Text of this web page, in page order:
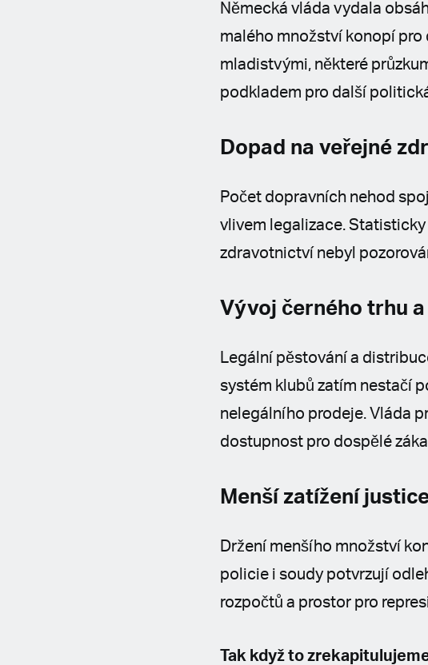
Německá vláda vydala
malého množství konopí pro
mladistvými, některé
podkladem pro další
Dopad na veřejné
Počet dopravních nehod
vlivem legalizace.
zdravotnictví nebyl
Vývoj černého trhu
Legální pěstování a
systém klubů zatím nestačí
nelegálního prodeje. Vláda
dostupnost pro dospělé
Menší zatížení
Držení menšího množství
policie i soudy potvrzují
rozpočtů a prostor pro
Tak když to